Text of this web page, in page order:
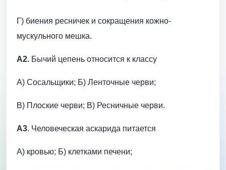
Г) биения ресничек и сокращения кожно-
мускульного мешка.
А2. Бычий цепень относится к классу
А) Сосальщики; Б) Ленточные черви;
В) Плоские черви; В) Ресничные черви.
А3. Человеческая аскарида питается
А) кровью; Б) клетками печени;